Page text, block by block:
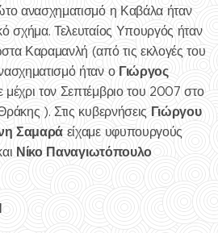
ανασχηματισμό η Καβάλα ήταν
σχήμα. Τελευταίος Υπουργός ήταν
Καραμανλή (από τις εκλογές του
ήταν ο Γιώργος
μέχρι τον Σεπτέμβριο του 2007 στο
). Στις κυβερνήσεις Γιώργου
Σαμαρά είχαμε υφυπουργούς
Νίκο Παναγιωτόπουλο